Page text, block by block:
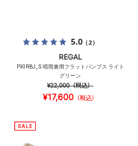
5.0（2）
REGAL
F90RBJ_S 晴雨兼用フラットパンプス ライト
グリーン
¥22,000（税込）
¥17,600 （税込）